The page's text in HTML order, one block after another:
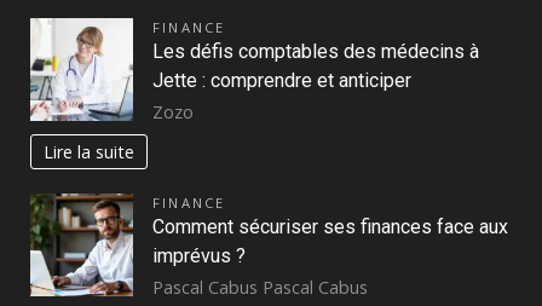
FINANCE
Les défis comptables des médecins à
Jette : comprendre et anticiper
Zozo
Lire la suite
FINANCE
Comment sécuriser ses finances face aux
imprévus ?
Pascal Cabus Pascal Cabus